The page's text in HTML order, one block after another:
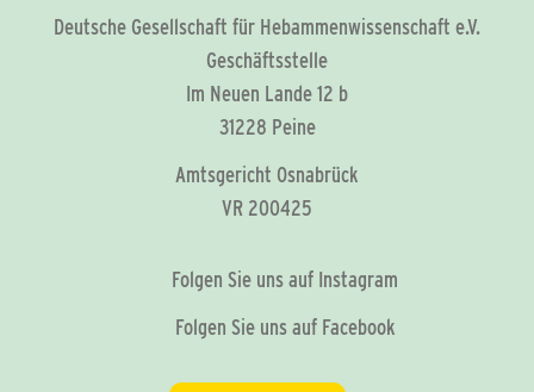
Deutsche Gesellschaft für Hebammenwissenschaft e.V.
Geschäftsstelle
Im Neuen Lande 12 b
31228 Peine
Amtsgericht Osnabrück
VR 200425
Folgen Sie uns auf Instagram
Folgen Sie uns auf Facebook